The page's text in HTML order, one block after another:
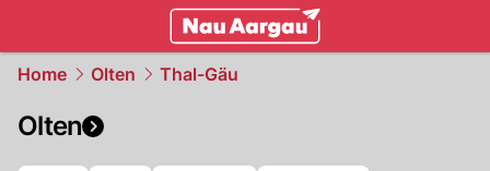
Home Olten Thal-Gäu
Olten